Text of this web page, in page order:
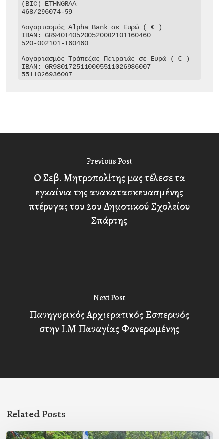
(BIC) ETHNGRAA
468/296074-59
Λογαριασμός Alpha Bank σε Ευρώ ( € )
IBAN: GR9401405200520002101160460
520-002101-160460
Λογαριασμός Τράπεζας Πειραιώς σε Ευρώ ( € )
IBAN: GR9801725110005511026936007
5511026936007
Previous Post
Ο Σεβ. Μητροπολίτης μας τέλεσε τα
εγκαίνια της ανακατασκευασμένης
πτέρυγας του 2ου Δημοτικού Σχολείου
Σπάρτης
Next Post
Πανηγυρικός Αρχιερατικός Εσπερινός
στην Ι.Μ Παναγίας Φανερωμένης
Related Posts